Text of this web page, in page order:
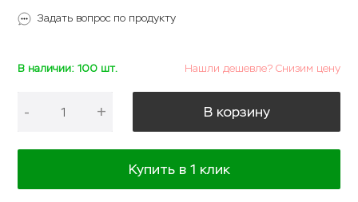
Задать вопрос по продукту
В наличии: 100 шт. Нашли дешевле? Снизим цену
- + В корзину
Купить в 1 клик